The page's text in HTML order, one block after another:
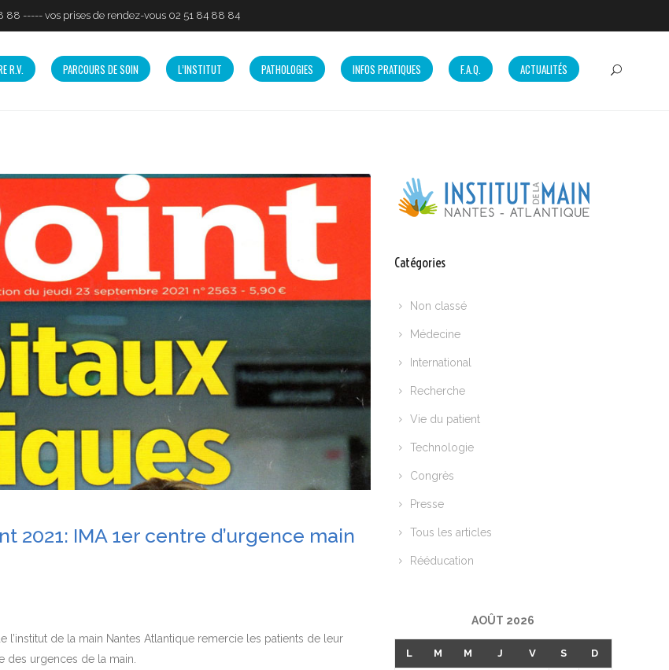
88 ----- vos prises de rendez-vous 02 51 84 88 84
R.V. PARCOURS DE SOIN L’INSTITUT PATHOLOGIES INFOS PRATIQUES F.A.Q. ACTUALITÉS
2021: IMA 1er centre d’urgence main
l’institut de la main Nantes Atlantique remercie les patients de leur
des urgences de la main.
Catégories
Non classé
Médecine
International
Recherche
Vie du patient
Technologie
Congrès
Presse
Tous les articles
Rééducation
AOÛT 2026
L M M J V S D